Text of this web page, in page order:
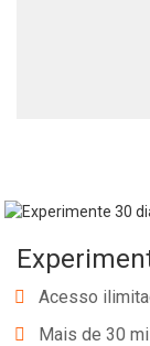
Acesso
Mais de 30